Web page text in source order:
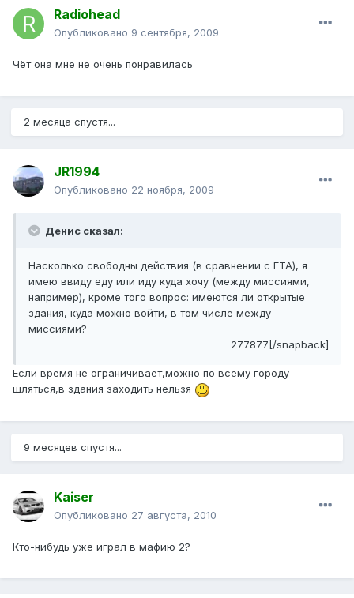
Radiohead
Опубликовано 9 сентября, 2009
Чёт она мне не очень понравилась
2 месяца спустя...
JR1994
Опубликовано 22 ноября, 2009
Денис сказал:
Насколько свободны действия (в сравнении с ГТА), я
имею ввиду еду или иду куда хочу (между миссиями,
например), кроме того вопрос: имеются ли открытые
здания, куда можно войти, в том числе между
миссиями?
277877[/snapback]
Если время не ограничивает,можно по всему городу
шляться,в здания заходить нельзя
9 месяцев спустя...
Kaiser
Опубликовано 27 августа, 2010
Кто-нибудь уже играл в мафию 2?